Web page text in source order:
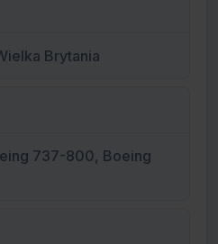
Brytania
737-800, Boeing